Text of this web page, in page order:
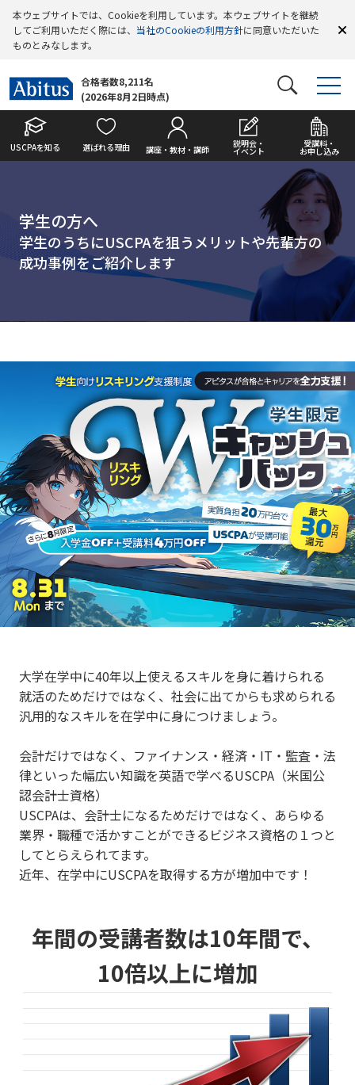
本ウェブサイトでは、Cookieを利用しています。本ウェブサイトを継続
してご利用いただく際には、 当社のCookieの利用方針に同意いただいた
ものとみなします。
合格者数8,211名
(2026年8月2日時点)
USCPAを知る 選ばれる理由 講座・教材・講師
説明会・
イベント
受講料・
お申し込み
学生の方へ
学生のうちにUSCPAを狙うメリットや先輩方の
成功事例をご紹介します
大学在学中に40年以上使えるスキルを身に着けられる
就活のためだけではなく、社会に出てからも求められる
汎用的なスキルを在学中に身につけましょう。
会計だけではなく、ファイナンス・経済・IT・監査・法
律といった幅広い知識を英語で学べるUSCPA（米国公
認会計士資格）
USCPAは、会計士になるためだけではなく、あらゆる
業界・職種で活かすことができるビジネス資格の１つと
してとらえられてます。
近年、在学中にUSCPAを取得する方が増加中です！
年間の受講者数は10年間で、
10倍以上に増加